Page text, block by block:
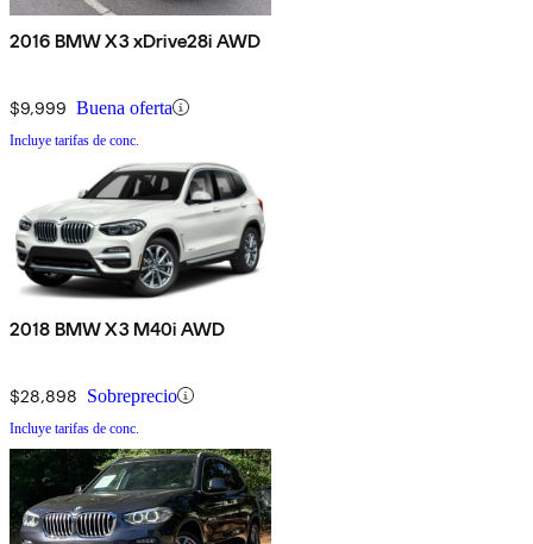
2016 BMW X3 xDrive28i AWD
$9,999 Buena oferta
Incluye tarifas de conc.
2018 BMW X3 M40i AWD
$28,898 Sobreprecio
Incluye tarifas de conc.